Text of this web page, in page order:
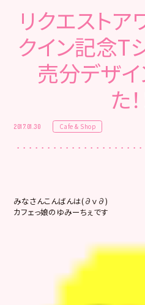
リクエストア
クイン記念T
売分デザ
た！
2017.01.30 Cafe & Shop
みなさんこんばんは(∂ｖ∂)
カフェっ娘のゆみーちぇです